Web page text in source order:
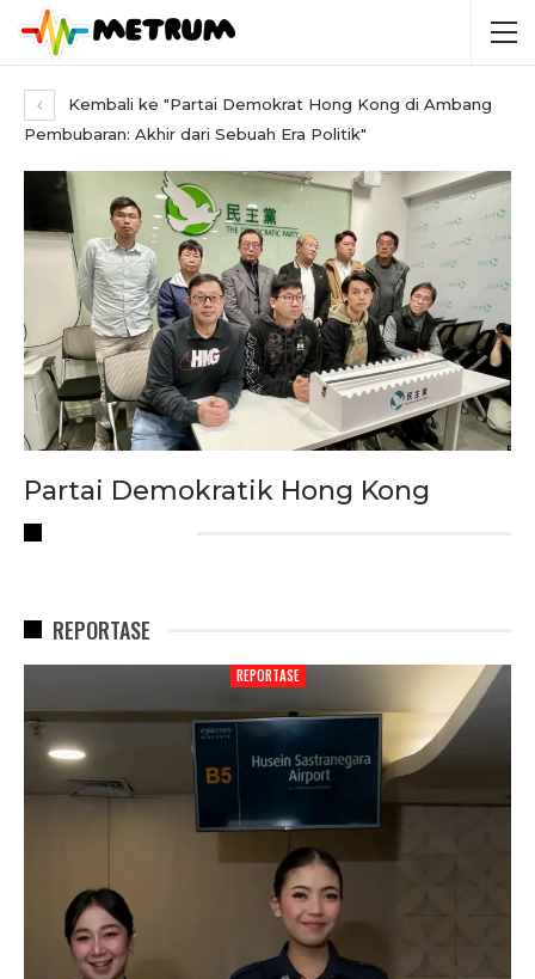
Kembali ke "Partai Demokrat Hong Kong di Ambang
Pembubaran: Akhir dari Sebuah Era Politik"
Partai Demokratik Hong Kong
REPORTASE
REPORTASE